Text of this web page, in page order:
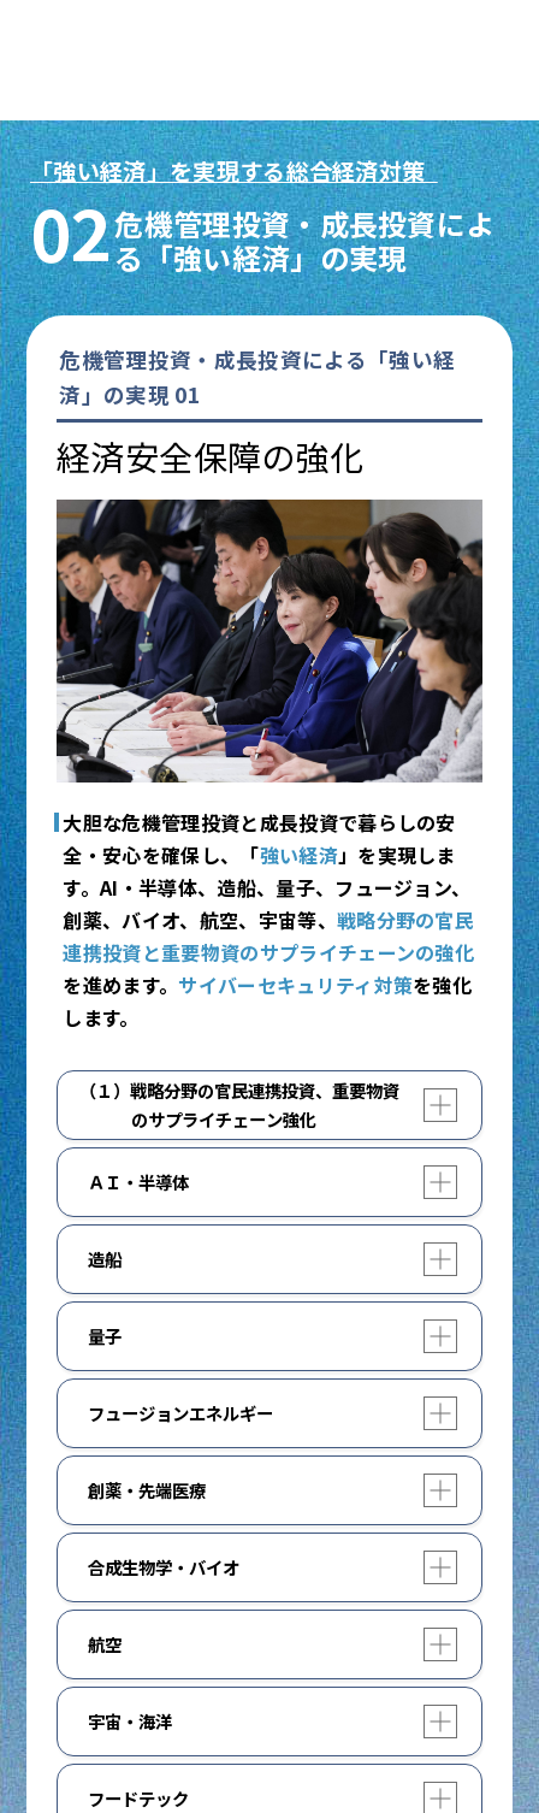
「強い経済」を実現する総合経済対策
02危機管理投資・成長投資によ
る「強い経済」の実現
危機管理投資・成長投資による「強い経
済」の実現 01
経済安全保障の強化
大胆な危機管理投資と成長投資で暮らしの安
全・安心を確保し、「強い経済」を実現しま
す。AI・半導体、造船、量子、フュージョン、
創薬、バイオ、航空、宇宙等、 戦略分野の官民
連携投資と重要物資のサプライチェーンの強化
を進めます。 サイバーセキュリティ対策を強化
します。
（１）戦略分野の官民連携投資、重要物資
のサプライチェーン強化
開く
閉じる
重要物資の追加によるサプライチェーンの強靱
化、医療分野の追加も含めた基幹インフラ制度
の強化、総合的なシンクタンク機能の構築、経
済安全保障を図る上で重要な海外事業の促進、
重要技術や戦略分野に関する国際共同研究等を
図るため、経済安全保障推進法の改正を検討す
る等必要な措置を講じます。
詳しくはこちら
内閣官房HP：日本成長戦略本部／日本成長戦
略会議
内閣官房HP：経済安全保障推進会議
閉じる
ＡＩ・半導体
AI法及び同法に基づく人工知能基本計画、適正
性確保のための指針に則り、イノベーション促
進とリスク対応の両立を推進します。大胆な規
制改革を含む施策を内外一体で進め、AIの国内
研究開発の強化と社会実装の促進を図ります。
AI・半導体産業基盤強化フレームに基づき、先
端・次世代半導体の量産等に向けた技術開発や
設備投資を重点的に支援し、半導体などの産業
拠点整備等に必要な道路や工業用水等の関連イ
ンフラや、データセンターの立地等に必要な電
す。
経済産業省HP：AI・半導体産業基盤強化フレ
ーム
造船
「造船業再生ロードマップ」を令和7年内に策
定し、国家安全保障を支える日本の造船業を再
生するための取組を強力に推進します。
造船能力の抜本的向上に向けて10 年間の基金
を創設し、3年程度の事業に必要な予算を措置
してその後は成果目標の達成状況を見て検討
し、総額3,500 億円規模を目指します。加え
て、「造船業再生ロードマップ」において、官
民連携して1兆円規模の投資実現を目指すフレ
詳しくはこちら
国土交通省HP：造船業再生ロードマップ
量子
量子エコシステム構築に向けた推進方策を踏ま
え、量子コンピュータ、量子暗号通信、量子セ
ンシングの研究開発を加速します。
量子コンピュータの国内開発を加速し、国内に
おいて国際競争力ある産業化を目指すととも
に、量子技術の研究開発機関の整備を通じた拠
点機能を強化し、国産量子コンピュータの開
発、量子技術のユースケースの創出、社会実装
及び人材育成を加速します。
詳しくはこちら
首相官邸YouTubeチャンネル：【未来の基盤
技術】量子技術が、日本の未来を変える【政
策トークルーム/量子技術 編】
フュージョンエネルギー
フュージョンエネルギー・イノベーション戦略
に基づき、ITER計画等の推進等のほか、2030
年代のフュージョンエネルギー発電実証を目指
し、スタートアップ等における様々な炉型によ
る研究開発を支援するとともに、スタートアッ
プへの供用も可能な施設・設備の整備を通じ、
研究開発を促進します。
詳しくはこちら
内閣府HP：フュージョンエネルギー・イノベ
ーション戦略
文部科学省HP：核融合エネルギー
創薬・先端医療
健康医療安全保障の構築に向けて、医薬品産業
を成長・基幹産業と位置付け、政府が一体とな
って、取組を進めます。
再生・細胞医療・遺伝子治療の研究開発の促進
や、それらの生産拠点の設備投資の支援を行う
とともに、革新的がん医療の研究開発支援や、
ゲノム情報基盤の整備や解析結果の利活用を進
めます。
合成生物学・バイオ
バイオエコノミー戦略に基づき、バイオものづ
くり・バイオ由来製品・農林水産業・バイオ医
薬品・再生医療等のバイオエコノミー市場の拡
大に向けて、研究開発の推進や生産基盤の構築
に取り組みます。
航空
次世代航空機や低燃費エンジン開発のための生
産技術開発やサプライチェーンの強化に着実に
取り組むとともに、無人航空機の生産基盤を構
宇宙・海洋
宇宙戦略基金による速やかな総額1兆円規模の
支援を通じて、先端技術開発、技術実証及び商
フードテック